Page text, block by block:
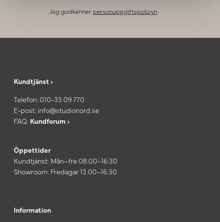
Jag godkänner personuppgiftspolicyn.
Kundtjänst ›
Telefon: 010-33 09 770
E-post: info@studionord.se
FAQ: Kundforum ›
Öppettider
Kundtjänst: Mån–fre 08.00–16:30
Showroom: Fredagar 13.00–16:30
Information